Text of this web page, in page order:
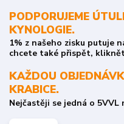
PODPORUJEME
KYNOLOGIE.
1% z našeho zisku putuje
chcete také přispět,
KAŽDOU
KRABICE.
Nejčastěji se jedná o 5VVL